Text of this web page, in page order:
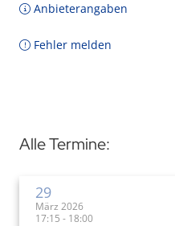
Anbieterangaben
Fehler melden
Alle Termine:
29
März 2026
17:15 - 18:00